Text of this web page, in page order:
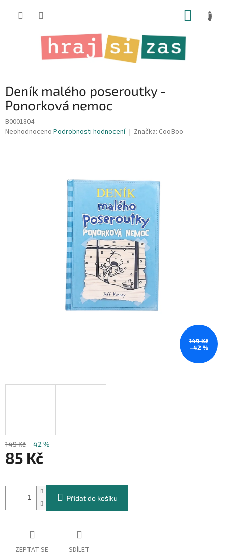
Deník malého poseroutky -
Ponorková nemoc
B0001804
Průměrné
Neohodnoceno Podrobnosti hodnocení Značka: CooBoo
149 Kč
–42 %
149 Kč –42 %
85 Kč
cena:
Přidat do košíku
ZEPTAT SE SDÍLET